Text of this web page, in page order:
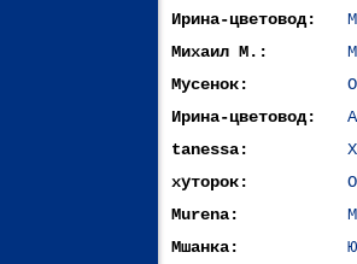
Ирина-цветовод:
Михаил М.:
Мусенок:
Ирина-цветовод:
tanessa:
хуторок:
Murena:
Мшанка: